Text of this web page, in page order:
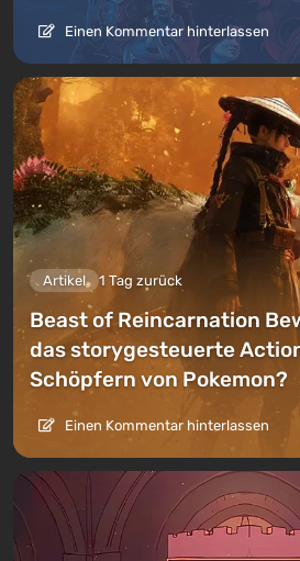
Einen Kommentar hinterlassen
Artikel 1 Tag zurück
Beast of Reincarnation
das storygesteuerte
Schöpfern von Pokemon?
Einen Kommentar hinterlassen